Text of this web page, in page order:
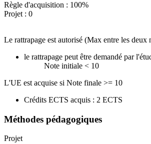
Règle d'acquisition : 100%
Projet : 0
Le rattrapage est autorisé (Max entre les deux
le rattrapage peut être demandé par
Note initiale < 10
L'UE est acquise si Note finale >= 10
Crédits ECTS acquis : 2 ECTS
Méthodes pédagogiques
Projet